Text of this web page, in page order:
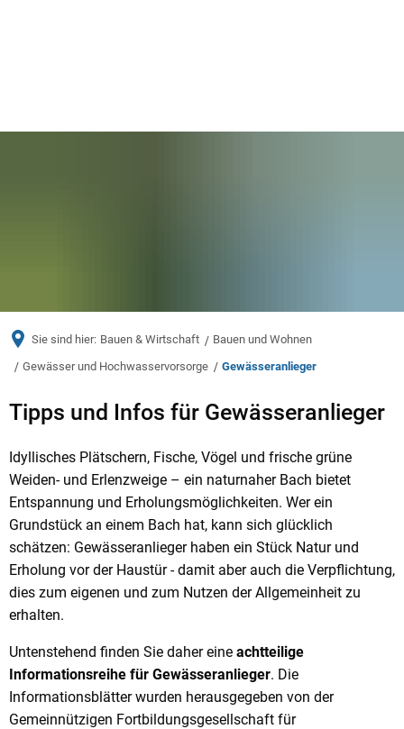
Sie sind hier: Bauen & Wirtschaft
Bauen und Wohnen
Gewässer und Hochwasservorsorge
Gewässeranlieger
Gewässeranlieger
Tipps und Infos für Gewässeranlieger
Idyllisches Plätschern, Fische, Vögel und frische grüne
Weiden- und Erlenzweige – ein naturnaher Bach bietet
Entspannung und Erholungsmöglichkeiten. Wer ein
Grundstück an einem Bach hat, kann sich glücklich
schätzen: Gewässeranlieger haben ein Stück Natur und
Erholung vor der Haustür - damit aber auch die Verpflichtung,
dies zum eigenen und zum Nutzen der Allgemeinheit zu
erhalten.
Untenstehend finden Sie daher eine achtteilige
Informationsreihe für Gewässeranlieger. Die
Informationsblätter wurden herausgegeben von der
Gemeinnützigen Fortbildungsgesellschaft für